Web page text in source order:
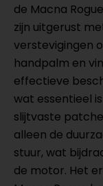
de Macna
zijn uitgerust
verstevigingen
handpalm en
effectieve
wat essentieel
slijtvaste
alleen de
stuur, wat
de motor. Het